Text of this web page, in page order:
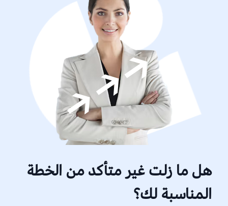
هل ما زلت غير متأكد من الخطة
المناسبة لك؟